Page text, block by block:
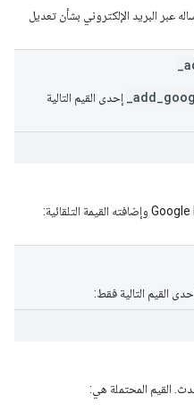
عبر البريد الإلكتروني بشأن تعديل
إحدى القيم التالية
القيم التالية فقط:
القيم المحتملة هي: